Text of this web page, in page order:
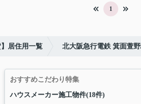
1
居住用一覧 北大阪急行電鉄 箕面萱
おすすめこだわり特集
ハウスメーカー施工物件(18件)